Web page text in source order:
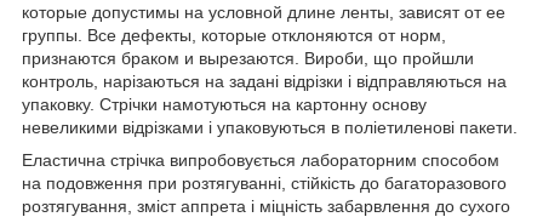
которые допустимы на условной длине ленты, зависят от ее
группы. Все дефекты, которые отклоняются от норм,
признаются браком и вырезаются. Вироби, що пройшли
контроль, нарізаються на задані відрізки і відправляються на
упаковку. Стрічки намотуються на картонну основу
невеликими відрізками і упаковуються в поліетиленові пакети.
Еластична стрічка випробовується лабораторним способом
на подовження при розтягуванні, стійкість до багаторазового
розтягування, зміст аппрета і міцність забарвлення до сухого